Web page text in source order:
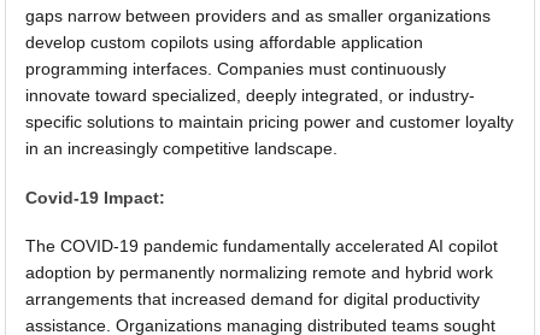
gaps narrow between providers and as smaller organizations
develop custom copilots using affordable application
programming interfaces. Companies must continuously
innovate toward specialized, deeply integrated, or industry-
specific solutions to maintain pricing power and customer loyalty
in an increasingly competitive landscape.
Covid-19 Impact:
The COVID-19 pandemic fundamentally accelerated AI copilot
adoption by permanently normalizing remote and hybrid work
arrangements that increased demand for digital productivity
assistance. Organizations managing distributed teams sought